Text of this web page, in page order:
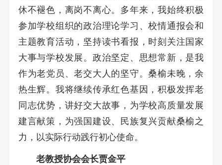
休不褪色，离岗不离心。多年来，我始终积极
参加学校组织的政治理论学习、校情通报会和
主题教育活动，坚持读书看报，时刻关注国家
大事与学校发展。政治坚定、思想常新，是我
作为老党员、老交大人的坚守。桑榆未晚，余
热生辉。我将继续传承红色基因，积极发挥老
同志优势，讲好交大故事，为学校高质量发展
建言献策，为强国建设、民族复兴贡献桑榆之
力，以实际行动践行初心使命。
老教授协会会长贾金平